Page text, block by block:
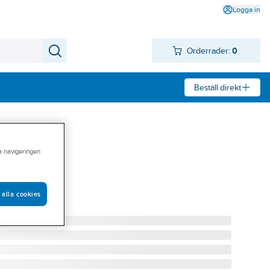
Logga in
Orderrader: 0
Beställ direkt
931
931 STL 8
navigeringen
alla cookies